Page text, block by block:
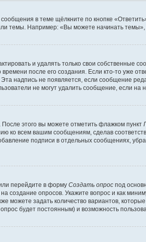
в теме щёлкните по кнопке
темы. Например: «Вы можете начинать
и удалять только свои собственные
после его создания. Если кто-то уже
надпись не появляется, если сообщение
не могут удалить сообщение, если на
этого вы можете отметить флажком пункт
ко всем вашим сообщениям, сделав
подписи в отдельных сообщениях,
перейдите в форму Создать опрос под
создание опросов. Укажите вопрос и как
можете задать количество вариантов,
будет постоянным) и возможность